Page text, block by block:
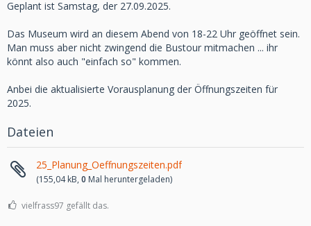
Geplant ist Samstag, der 27.09.2025.
Das Museum wird an diesem Abend von 18-22 Uhr geöffnet sein.
Man muss aber nicht zwingend die Bustour mitmachen ... ihr
könnt also auch "einfach so" kommen.
Anbei die aktualisierte Vorausplanung der Öffnungszeiten für
2025.
Dateien
25_Planung_Oeffnungszeiten.pdf
(155,04 kB, 0 Mal heruntergeladen)
vielfrass97 gefällt das.